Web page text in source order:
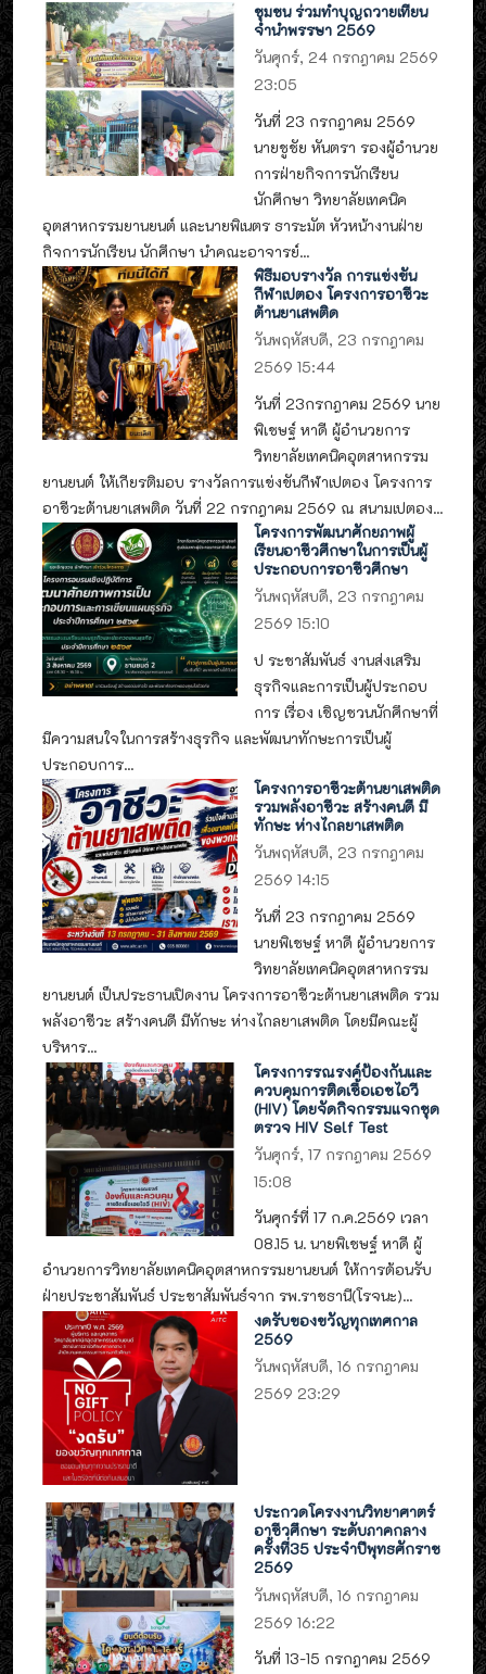
ชุมชน ร่วมทำบุญถวายเทียน
จำนำพรรษา 2569
วันศุกร์, 24 กรกฎาคม 2569
23:05
วันที่ 23 กรกฎาคม 2569
นายชูชัย หันตรา รองผู้อำนวย
การฝ่ายกิจการนักเรียน
นักศึกษา วิทยาลัยเทคนิค
อุตสาหกรรมยานยนต์ และนายพิเนตร ธาระมัต หัวหน้างานฝ่าย
กิจการนักเรียน นักศึกษา นำคณะอาจารย์...
พิธีมอบรางวัล การแข่งขัน
กีฬาเปตอง โครงการอาชีวะ
ต้านยาเสพติด
วันพฤหัสบดี, 23 กรกฎาคม
2569 15:44
วันที่ 23กรกฎาคม 2569 นาย
พิเชษฐ์ หาดี ผู้อำนวยการ
วิทยาลัยเทคนิคอุตสาหกรรม
ยานยนต์ ให้เกียรติมอบ รางวัลการแข่งขันกีฬาเปตอง โครงการ
อาชีวะต้านยาเสพติด วันที่ 22 กรกฎาคม 2569 ณ สนามเปตอง...
โครงการพัฒนาศักยภาพผู้
เรียนอาชีวศึกษาในการเป็นผู้
ประกอบการอาชีวศึกษา
วันพฤหัสบดี, 23 กรกฎาคม
2569 15:10
ป ระชาสัมพันธ์ งานส่งเสริม
ธุรกิจและการเป็นผู้ประกอบ
การ เรื่อง เชิญชวนนักศึกษาที่
มีความสนใจในการสร้างธุรกิจ และพัฒนาทักษะการเป็นผู้
ประกอบการ...
โครงการอาชีวะต้านยาเสพติด
รวมพลังอาชีวะ สร้างคนดี มี
ทักษะ ห่างไกลยาเสพติด
วันพฤหัสบดี, 23 กรกฎาคม
2569 14:15
วันที่ 23 กรกฎาคม 2569
นายพิเชษฐ์ หาดี ผู้อำนวยการ
วิทยาลัยเทคนิคอุตสาหกรรม
ยานยนต์ เป็นประธานเปิดงาน โครงการอาชีวะต้านยาเสพติด รวม
พลังอาชีวะ สร้างคนดี มีทักษะ ห่างไกลยาเสพติด โดยมีคณะผู้
บริหาร...
โครงการรณรงค์ป้องกันและ
ควบคุมการติดเชื้อเอชไอวี
(HIV) โดยจัดกิจกรรมแจกชุด
ตรวจ HIV Self Test
วันศุกร์, 17 กรกฎาคม 2569
15:08
วันศุกร์ที่ 17 ก.ค.2569 เวลา
08.15 น. นายพิเชษฐ์ หาดี ผู้
อำนวยการวิทยาลัยเทคนิคอุตสาหกรรมยานยนต์ ให้การต้อนรับ
ฝ่ายประชาสัมพันธ์ ประชาสัมพันธ์จาก รพ.ราชธานี(โรจนะ)...
งดรับของขวัญทุกเทศกาล
2569
วันพฤหัสบดี, 16 กรกฎาคม
2569 23:29
ประกวดโครงงานวิทยาศาตร์
อาชีวศึกษา ระดับภาคกลาง
ครั้งที่35 ประจำปีพุทธศักราช
2569
วันพฤหัสบดี, 16 กรกฎาคม
2569 16:22
วันที่ 13-15 กรกฎาคม 2569